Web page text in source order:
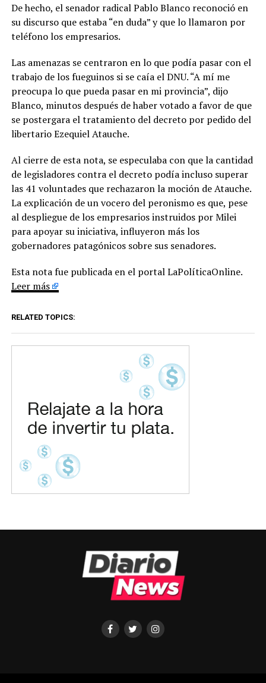
De hecho, el senador radical Pablo Blanco reconoció en
su discurso que estaba “en duda” y que lo llamaron por
teléfono los empresarios.
Las amenazas se centraron en lo que podía pasar con el
trabajo de los fueguinos si se caía el DNU. “A mí me
preocupa lo que pueda pasar en mi provincia”, dijo
Blanco, minutos después de haber votado a favor de que
se postergara el tratamiento del decreto por pedido del
libertario Ezequiel Atauche.
Al cierre de esta nota, se especulaba con que la cantidad
de legisladores contra el decreto podía incluso superar
las 41 voluntades que rechazaron la moción de Atauche.
La explicación de un vocero del peronismo es que, pese
al despliegue de los empresarios instruidos por Milei
para apoyar su iniciativa, influyeron más los
gobernadores patagónicos sobre sus senadores.
Esta nota fue publicada en el portal LaPolíticaOnline.
Leer más
RELATED TOPICS: